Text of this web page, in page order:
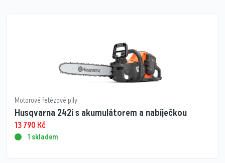
Motorové řetězové pily
Husqvarna 242i s akumulátorem a nabíječkou
13 790 Kč
1 skladem